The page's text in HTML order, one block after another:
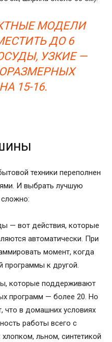
МОДЕЛИ
ДО 6
УЗКИЕ —
15-16.
техники переполнен
И выбрать лучшую
— вот действия, которые
автоматически. При
момент, когда
программы к другой.
которые поддерживают
программ — более 20. Но
что в домашних условиях
работы всего с
льном, синтетикой